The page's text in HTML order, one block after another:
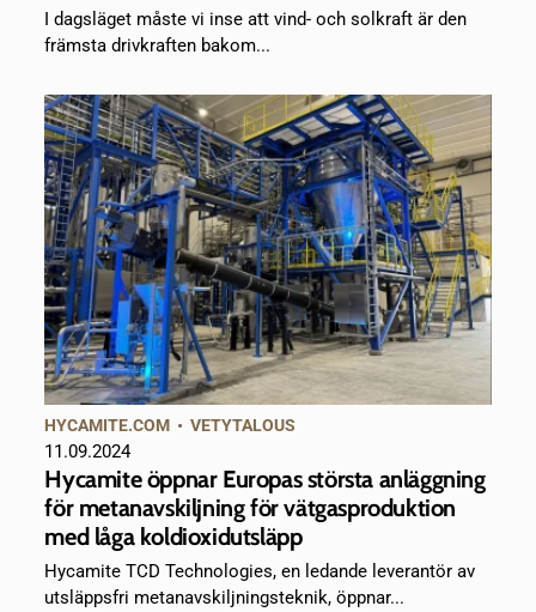
I dagsläget måste vi inse att vind- och solkraft är den
främsta drivkraften bakom...
HYCAMITE.COM •VETYTALOUS
11.09.2024
Hycamite öppnar Europas största anläggning
för metanavskiljning för vätgasproduktion
med låga koldioxidutsläpp
Hycamite TCD Technologies, en ledande leverantör av
utsläppsfri metanavskiljningsteknik, öppnar...